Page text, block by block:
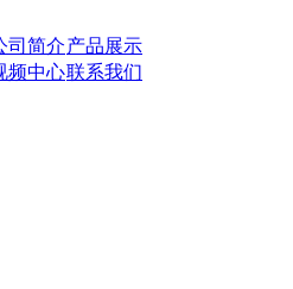
司简介产品展示
频中心联系我们